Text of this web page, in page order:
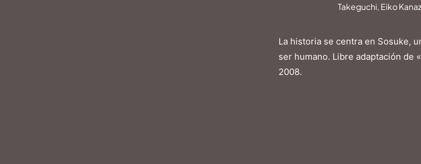
Takeguchi, Eiko
La historia se centra en Sosuke,
ser humano. Libre adaptación de
2008.